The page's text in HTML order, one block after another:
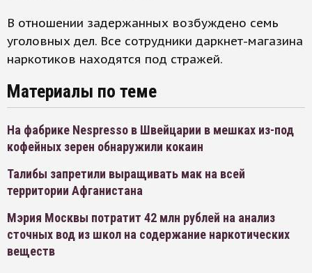
В отношении задержанных возбуждено семь
уголовных дел. Все сотрудники даркнет-магазина
наркотиков находятся под стражей.
Материалы по теме
На фабрике Nespresso в Швейцарии в мешках из-под
кофейных зерен обнаружили кокаин
Талибы запретили выращивать мак на всей
территории Афганистана
Мэрия Москвы потратит 42 млн рублей на анализ
сточных вод из школ на содержание наркотических
веществ